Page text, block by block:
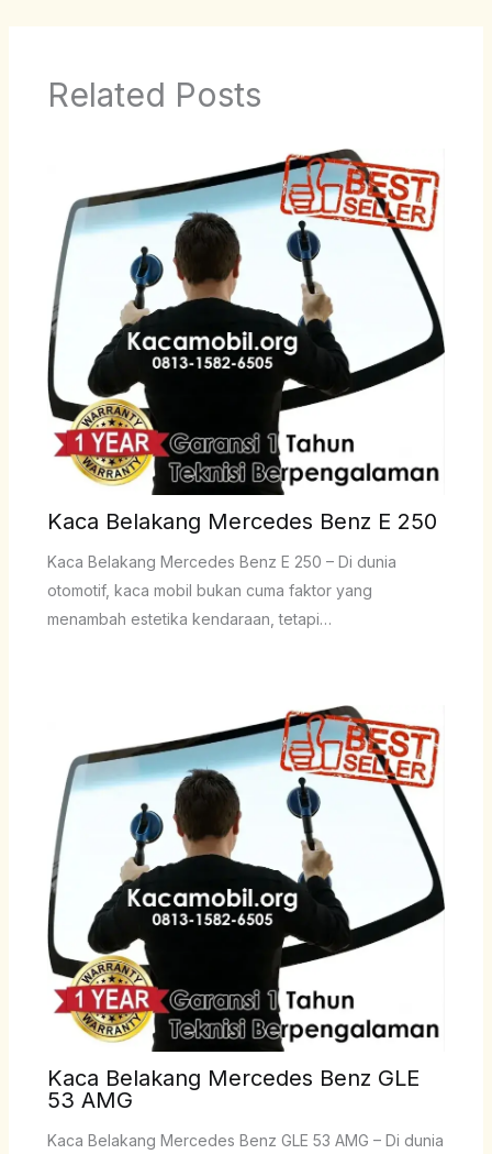
Related Posts
Kaca Belakang Mercedes Benz E 250
Kaca Belakang Mercedes Benz E 250 – Di dunia
otomotif, kaca mobil bukan cuma faktor yang
menambah estetika kendaraan, tetapi…
Kaca Belakang Mercedes Benz GLE
53 AMG
Kaca Belakang Mercedes Benz GLE 53 AMG – Di dunia